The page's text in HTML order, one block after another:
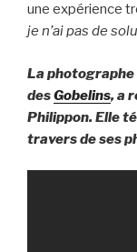
une expérience
je n’ai pas de
La photographe
desGobelins, a
Philippon. Elle
travers de ses